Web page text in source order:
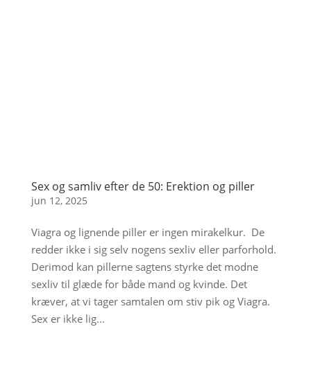
Sex og samliv efter de 50: Erektion og piller
jun 12, 2025
Viagra og lignende piller er ingen mirakelkur. De
redder ikke i sig selv nogens sexliv eller parforhold.
Derimod kan pillerne sagtens styrke det modne
sexliv til glæde for både mand og kvinde. Det
kræver, at vi tager samtalen om stiv pik og Viagra.
Sex er ikke lig...